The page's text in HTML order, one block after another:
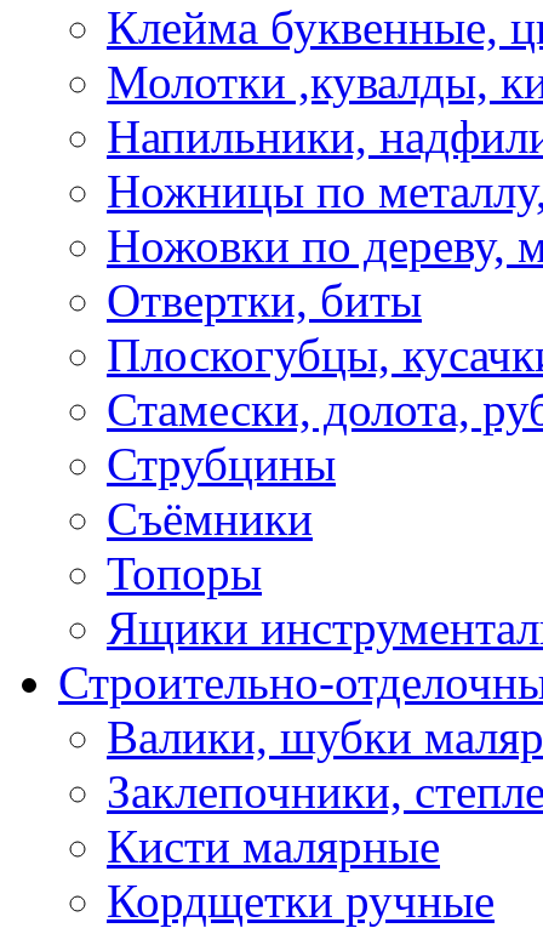
Клейма буквенные,
Молотки ,кувалды,
Напильники,
Ножницы по
Ножовки по дереву,
Отвертки, биты
Плоскогубцы,
Стамески, долота,
Струбцины
Съёмники
Топоры
Ящики
Строительно-
Валики, шубки
Заклепочники,
Кисти малярные
Кордщетки ручные